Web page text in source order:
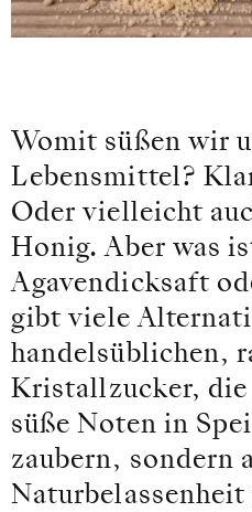
Womit süßen wir
Lebensmittel?
Oder vielleicht
Honig. Aber was
Agavendicksaft
gibt viele
handelsüblichen,
Kristallzucker,
süße Noten in
zaubern, sondern